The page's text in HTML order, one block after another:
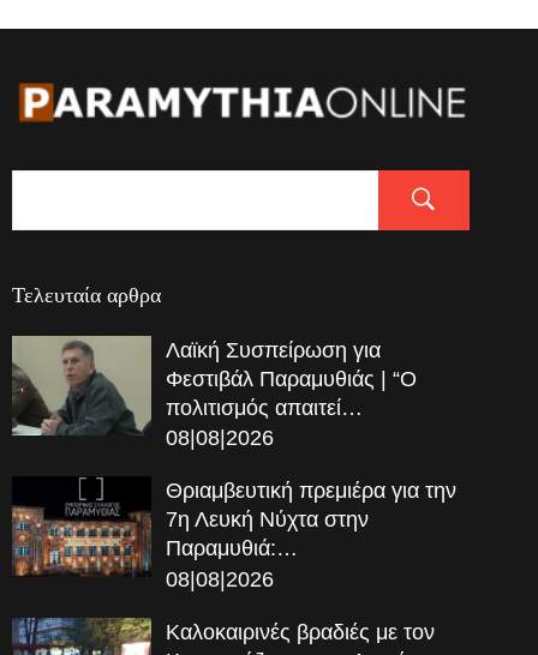
Τελευταία αρθρα
Λαϊκή Συσπείρωση για
Φεστιβάλ Παραμυθιάς | “Ο
πολιτισμός απαιτεί…
08|08|2026
Θριαμβευτική πρεμιέρα για την
7η Λευκή Νύχτα στην
Παραμυθιά:…
08|08|2026
Καλοκαιρινές βραδιές με τον